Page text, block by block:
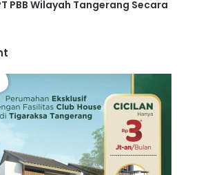
PBB Wilayah Tangerang Secara